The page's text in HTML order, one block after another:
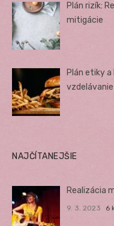
Plán rizík:
mitigácie
Plán etiky
NAJČÍTANEJŠIE
Realizácia
9. 3. 2023 6